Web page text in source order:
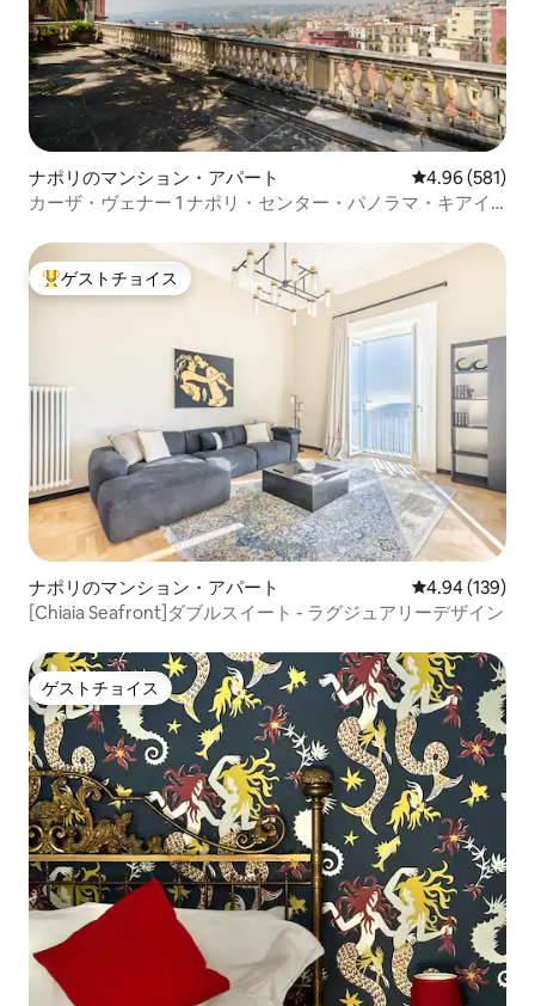
ナポリのマンション・アパート レビュー581
4.96 (581)
カーザ・ヴェナー 1 ナポリ・センター・パノラマ・キアイ
大好評のゲストチョイスです。
ゲストチョイス
ナポリのマンション・アパート レビュー139
4.94 (139)
[Chiaia Seafront]ダブルスイート - ラグジュアリーデザイン
ゲストチョイス
ゲストチョイス